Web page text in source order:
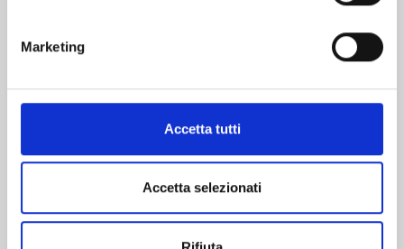
Marketing
Accetta tutti
Accetta selezionati
€ 5,90
Mostra tutto